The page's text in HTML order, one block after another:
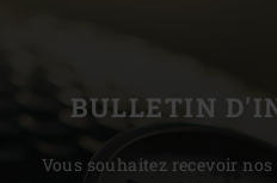
BULLETIN
Vous souhaitez recevoir